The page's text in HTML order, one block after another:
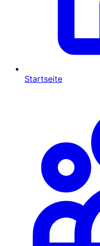
Startseite